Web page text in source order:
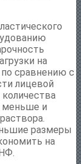
на
сравнению с
лицевой
меньше и
размеры
на